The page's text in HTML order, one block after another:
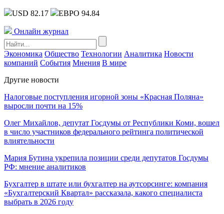
USD 82.17 ЕВРО 94.84
Онлайн журнал
Экономика Общество Технологии Аналитика Новости
компаний События Мнения В мире
Другие новости
Налоговые поступления игорной зоны «Красная Поляна»
выросли почти на 15%
Олег Михайлов, депутат Госдумы от Республики Коми, вошел
в число участников федерального рейтинга политической
влиятельности
Мария Бутина укрепила позиции среди депутатов Госдумы
РФ: мнение аналитиков
Бухгалтер в штате или бухгалтер на аутсорсинге: компания
«Бухгалтерский Квартал» рассказала, какого специалиста
выбрать в 2026 году